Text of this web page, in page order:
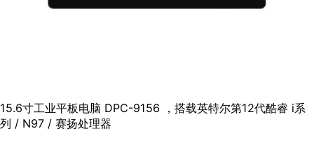
15.6寸工业平板电脑 DPC-9156 ，搭载英特尔第12代酷睿 i系
列 / N97 / 赛扬处理器